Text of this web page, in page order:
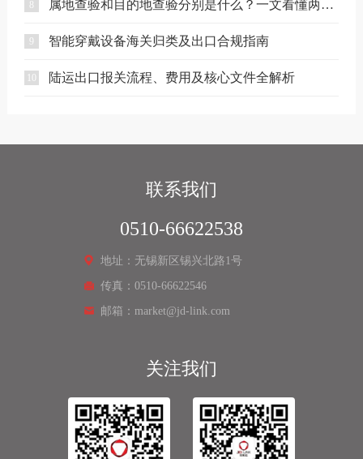
属地查验和目的地查验分别是什么？一文看懂两者区别
9 智能穿戴设备海关归类及出口合规指南
陆运出口报关流程、费用及核心文件全解析
联系我们
0510-66622538
地址：无锡新区锡兴北路1号
传真：0510-66622546
邮箱：market@jd-link.com
关注我们